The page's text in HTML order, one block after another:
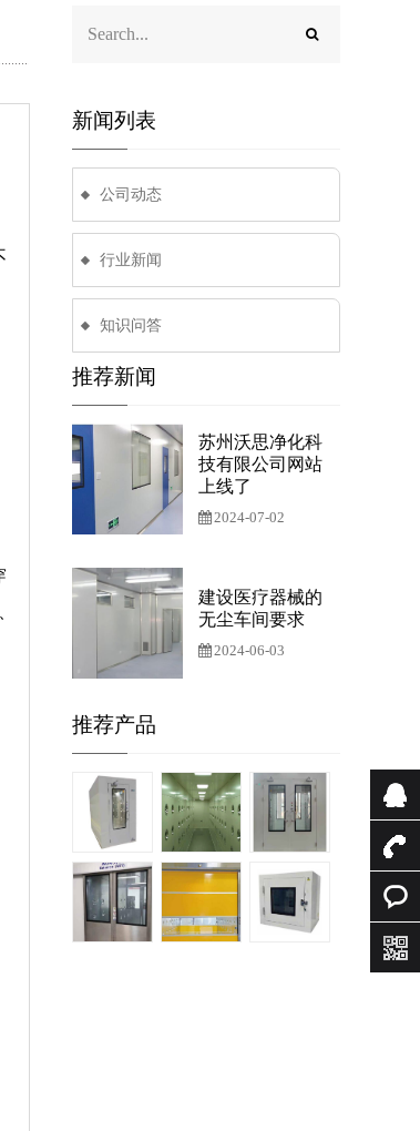
新闻列表
公司动态
行业新闻
知识问答
推荐新闻
苏州沃思净化科
技有限公司网站
上线了
2024-07-02
建设医疗器械的
无尘车间要求
2024-06-03
推荐产品
QQ咨
询
在线咨